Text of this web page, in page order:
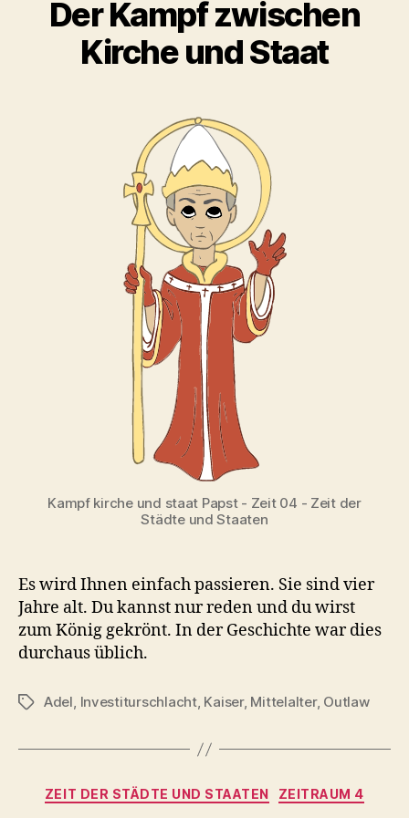
Der Kampf zwischen
Kirche und Staat
Kampf kirche und staat Papst - Zeit 04 - Zeit der
Städte und Staaten
Es wird Ihnen einfach passieren. Sie sind vier
Jahre alt. Du kannst nur reden und du wirst
zum König gekrönt. In der Geschichte war dies
durchaus üblich.
Schlagwörter
Adel, Investiturschlacht, Kaiser, Mittelalter, Outlaw
Kategorien
ZEIT DER STÄDTE UND STAATEN ZEITRAUM 4